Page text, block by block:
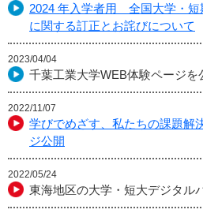
2024 年入学者用 全国大学・短
に関する訂正とお詫びについて
2023/04/04
千葉工業大学WEB体験ページを
2022/11/07
学びでめざす、私たちの課題解
ジ公開
2022/05/24
東海地区の大学・短大デジタル